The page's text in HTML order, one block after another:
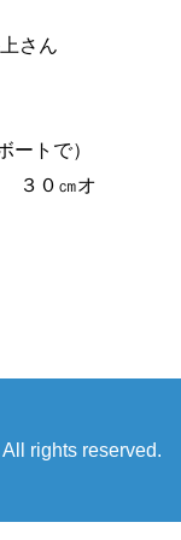
さん
ートで）
３０㎝オ
rights reserved.